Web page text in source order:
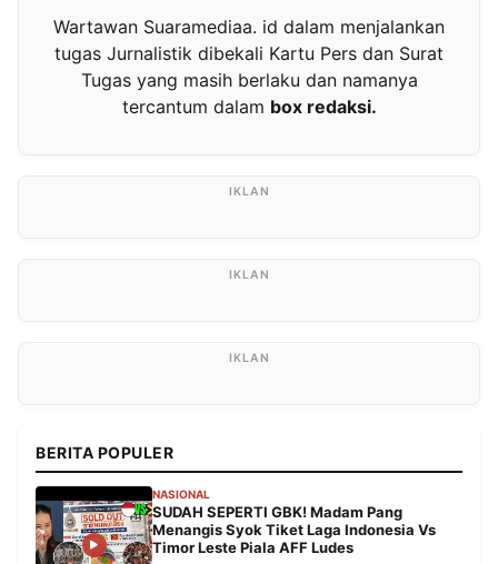
Wartawan Suaramediaa. id dalam menjalankan
tugas Jurnalistik dibekali Kartu Pers dan Surat
Tugas yang masih berlaku dan namanya
tercantum dalam box redaksi.
BERITA POPULER
NASIONAL
SUDAH SEPERTI GBK! Madam Pang
Menangis Syok Tiket Laga Indonesia Vs
Timor Leste Piala AFF Ludes